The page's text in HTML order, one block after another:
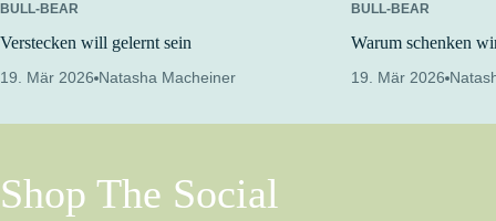
BULL-BEAR
Verstecken will gelernt sein
19. Mär 2026 Natasha Macheiner
BULL-BEAR
Warum schenken
19. Mär 2026
Shop The Social